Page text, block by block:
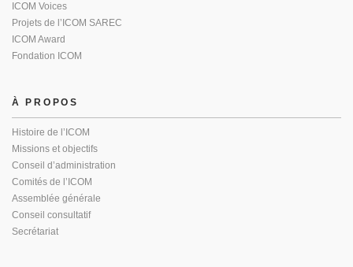
ICOM Voices
Projets de l’ICOM SAREC
ICOM Award
Fondation ICOM
À PROPOS
Histoire de l’ICOM
Missions et objectifs
Conseil d’administration
Comités de l’ICOM
Assemblée générale
Conseil consultatif
Secrétariat